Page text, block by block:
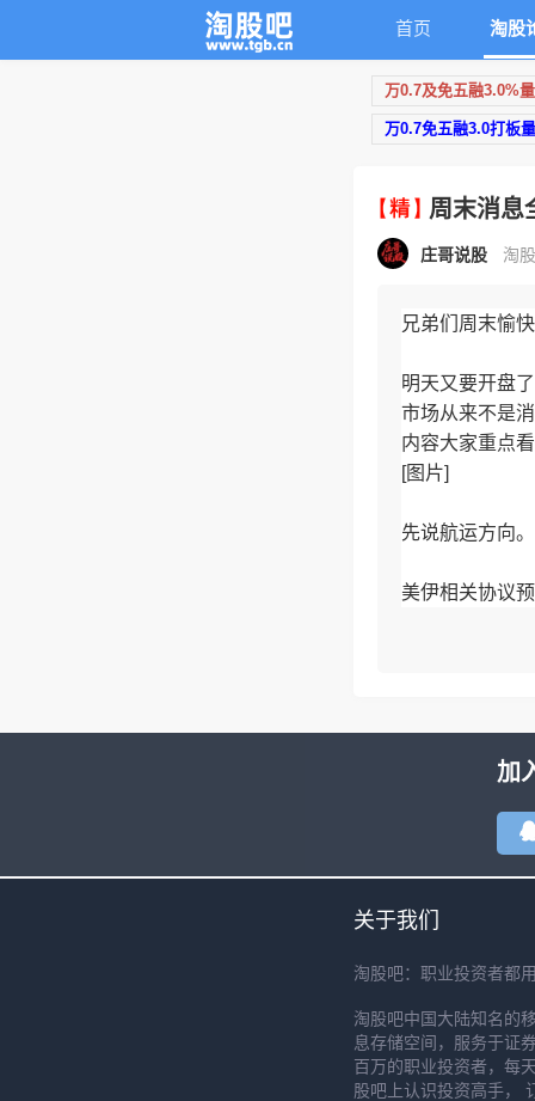
首页 淘股
万0.7及免五融3.0%
万0.7免五融3.0打板
周末消息
庄哥说股 淘
兄弟们周末愉
明天又要开盘
市场从来不是
内容大家重点
[图片]
先说航运方向。
美伊相关协议
加
关于我们
淘股吧：职业投资者都
淘股吧中国大陆知名的
息存储空间，服务于证
百万的职业投资者，每
股吧上认识投资高手，